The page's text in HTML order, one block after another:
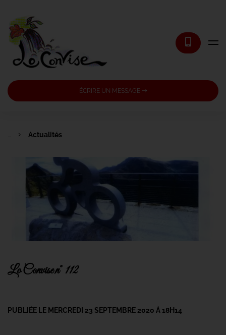
ÉCRIRE UN MESSAGE
Actualités
Lo Convise n° 112
PUBLIÉE LE MERCREDI 23 SEPTEMBRE 2020 À 18H14